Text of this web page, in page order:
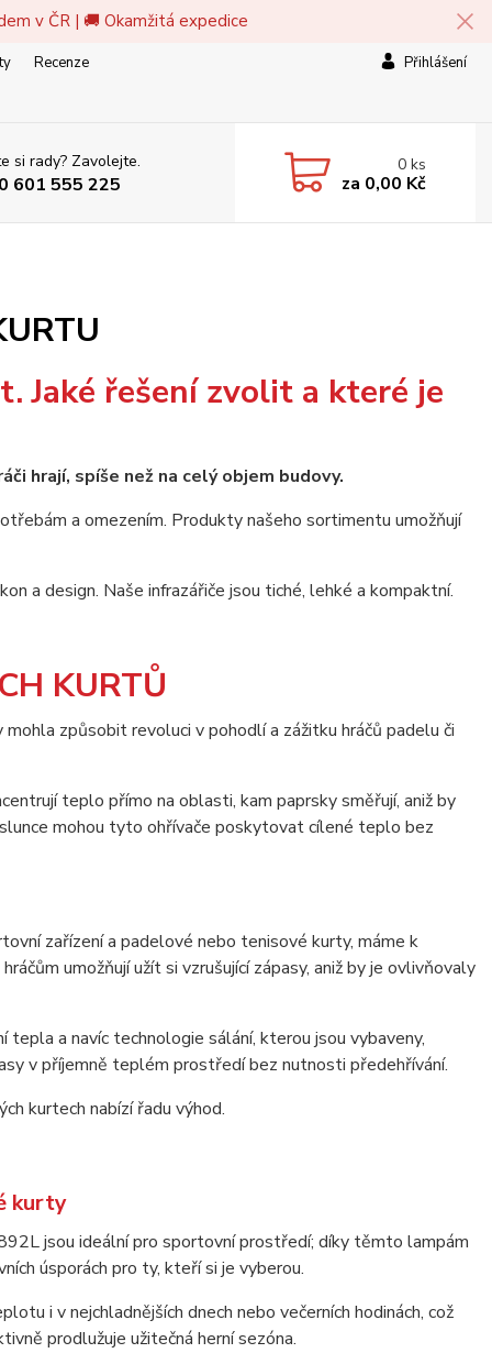
v ČR | 🚚 Okamžitá expedice
Recenze
Přihlášení
si rady? Zavolejte.
601 555 225
0 ks
za 0,00 Kč
Jaké řešení zvolit a které je
hrají, spíše než na celý objem budovy.
a omezením. Produkty našeho sortimentu umožňují
a design. Naše infrazářiče jsou tiché, lehké a kompaktní.
KURTŮ
způsobit revoluci v pohodlí a zážitku hráčů padelu či
teplo přímo na oblasti, kam paprsky směřují, aniž by
mohou tyto ohřívače poskytovat cílené teplo bez
zařízení a padelové nebo tenisové kurty, máme k
umožňují užít si vzrušující zápasy, aniž by je ovlivňovaly
a navíc technologie sálání, kterou jsou vybaveny,
v příjemně teplém prostředí bez nutnosti předehřívání.
kurtech nabízí řadu výhod.
kurty
jsou ideální pro sportovní prostředí; díky těmto lampám
úsporách pro ty, kteří si je vyberou.
i v nejchladnějších dnech nebo večerních hodinách, což
prodlužuje užitečná herní sezóna.